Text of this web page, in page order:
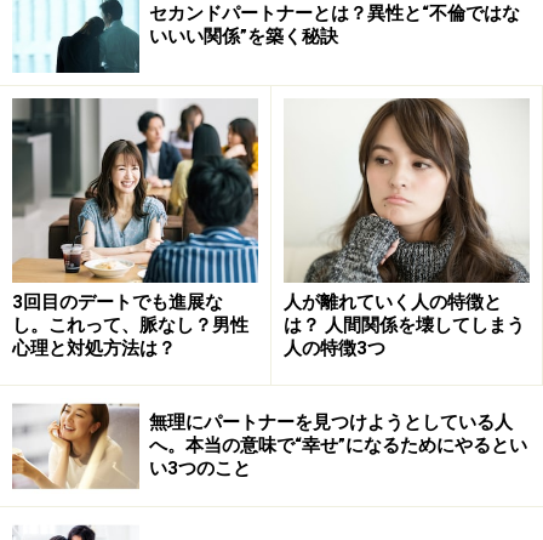
友達がアドバイスを求めていないときに、説教をし始め
てしまう人もいます。最悪なパターンだと、「愛のム
チ」だと勘違いして、相手をひどく傷つけるような“言葉
の暴力”を浴びせてしまう人もいます。
本人は、「あなたのためを思って」とは言いますが、本
当に相手のことを思っていたら、もっと“相手が受け入れ
やすい言い方”をするはずです。たとえ叱る場合でも、そ
こに愛情を感じるからこそ、相手は感謝することもある
のです。だから、もし相手がそれを聞き入れないとき
は、あなたのやっていることが相手にとっては、単なる
おせっかいであることも少なくないのです。
セカンドパートナーとは？異性と“不倫ではな
いいい関係”を築く秘訣
3回目のデートでも進展な
し。これって、脈なし？男性
心理と対処方法は？
人が離れていく人の特徴と
は？ 人間関係を壊してしまう
人の特徴3つ
無理にパートナーを見つけようとしている人
へ。本当の意味で“幸せ”になるためにやるとい
い3つのこと